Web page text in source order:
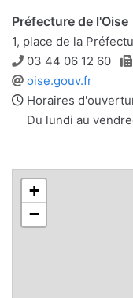
Préfecture de l'Oise
1, place de la
Téléphone
03 44 06 12 60
Site
web
oise.gouv.fr
Horaires
Du lundi au
+
−